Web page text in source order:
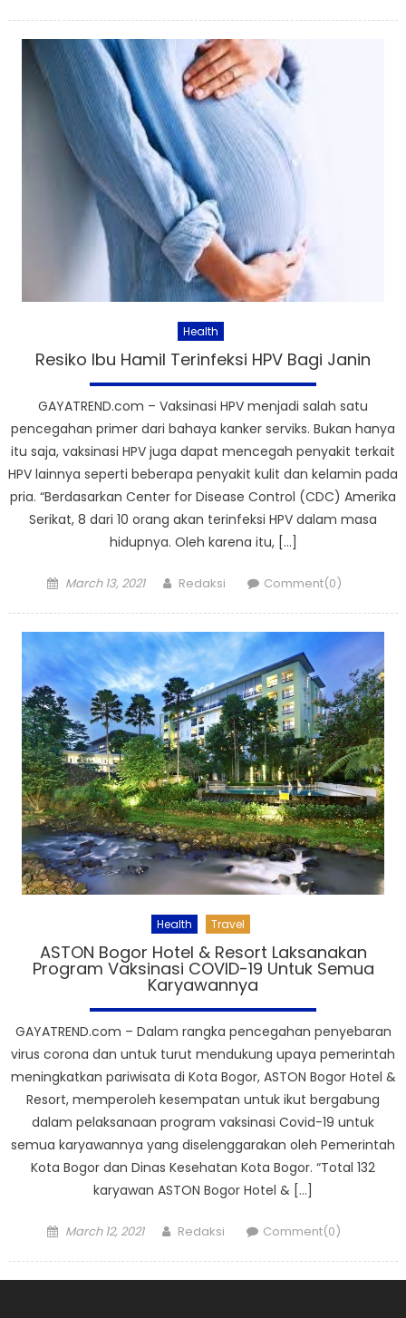
Health
Resiko Ibu Hamil Terinfeksi HPV Bagi Janin
GAYATREND.com – Vaksinasi HPV menjadi salah satu
pencegahan primer dari bahaya kanker serviks. Bukan hanya
itu saja, vaksinasi HPV juga dapat mencegah penyakit terkait
HPV lainnya seperti beberapa penyakit kulit dan kelamin pada
pria. “Berdasarkan Center for Disease Control (CDC) Amerika
Serikat, 8 dari 10 orang akan terinfeksi HPV dalam masa
hidupnya. Oleh karena itu, […]
Posted
March 13, 2021 Author
Redaksi Comment(0)
Health Travel
ASTON Bogor Hotel & Resort Laksanakan
Program Vaksinasi COVID-19 Untuk Semua
Karyawannya
GAYATREND.com – Dalam rangka pencegahan penyebaran
virus corona dan untuk turut mendukung upaya pemerintah
meningkatkan pariwisata di Kota Bogor, ASTON Bogor Hotel &
Resort, memperoleh kesempatan untuk ikut bergabung
dalam pelaksanaan program vaksinasi Covid-19 untuk
semua karyawannya yang diselenggarakan oleh Pemerintah
Kota Bogor dan Dinas Kesehatan Kota Bogor. “Total 132
karyawan ASTON Bogor Hotel & […]
Posted
March 12, 2021 Author
Redaksi Comment(0)